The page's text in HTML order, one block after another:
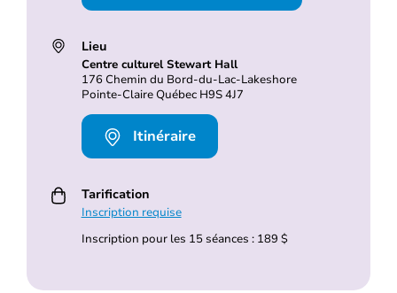
Lieu
Centre culturel Stewart Hall
176 Chemin du Bord-du-Lac-Lakeshore
Pointe-Claire Québec H9S 4J7
Itinéraire
Tarification
Inscription requise
Inscription pour les 15 séances : 189 $